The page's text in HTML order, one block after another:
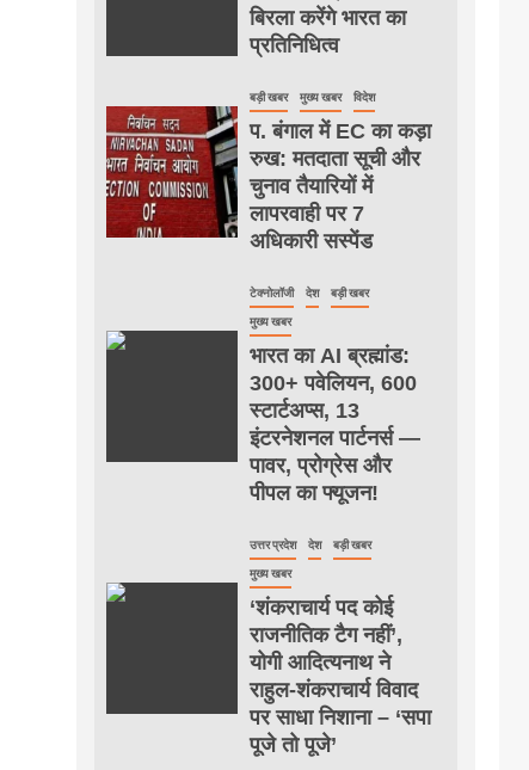
बिरला करेंगे भारत का
प्रतिनिधित्व
बड़ी खबर मुख्य खबर विदेश
प. बंगाल में EC का कड़ा
रुख: मतदाता सूची और
चुनाव तैयारियों में
लापरवाही पर 7
अधिकारी सस्पेंड
टेक्नोलॉजी देश बड़ी खबर
मुख्य खबर
भारत का AI ब्रह्मांड:
300+ पवेलियन, 600
स्टार्टअप्स, 13
इंटरनेशनल पार्टनर्स —
पावर, प्रोग्रेस और
पीपल का फ्यूजन!
उत्तर प्रदेश देश बड़ी खबर
मुख्य खबर
‘शंकराचार्य पद कोई
राजनीतिक टैग नहीं’,
योगी आदित्यनाथ ने
राहुल-शंकराचार्य विवाद
पर साधा निशाना – ‘सपा
पूजे तो पूजे’